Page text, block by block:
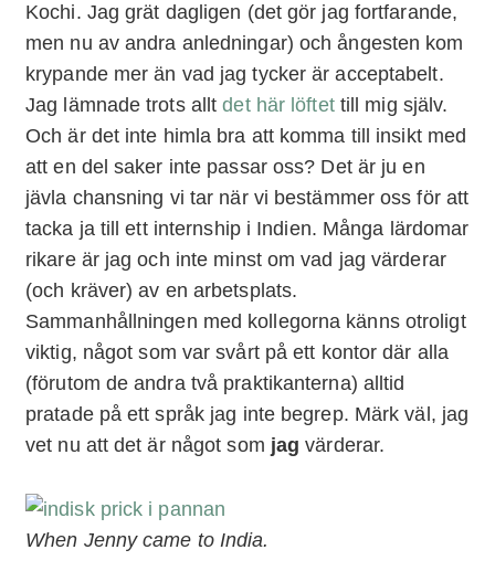
Kochi. Jag grät dagligen (det gör jag fortfarande,
men nu av andra anledningar) och ångesten kom
krypande mer än vad jag tycker är acceptabelt.
Jag lämnade trots alltdet här löftettill mig själv.
Och är det inte himla bra att komma till insikt med
att en del saker inte passar oss? Det är ju en
jävla chansning vi tar när vi bestämmer oss för att
tacka ja till ett internship i Indien. Många lärdomar
rikare är jag och inte minst om vad jag värderar
(och kräver) av en arbetsplats.
Sammanhållningen med kollegorna känns otroligt
viktig, något som var svårt på ett kontor där alla
(förutom de andra två praktikanterna) alltid
pratade på ett språk jag inte begrep. Märk väl, jag
vet nu att det är något som jag värderar.
When Jenny came to India.